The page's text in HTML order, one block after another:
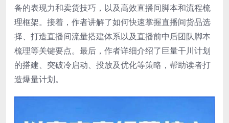
备的表现力和卖货技巧，以及高效直播间脚本和流程梳
理框架。接着，作者讲解了如何快速掌握直播间货品选
择、打造直播间流量搭建体系以及直播前中后团队脚本
梳理等关键要点。最后，作者详细介绍了巨量干川计划
的搭建、突破冷启动、投放及优化等策略，帮助读者打
造爆量计划。